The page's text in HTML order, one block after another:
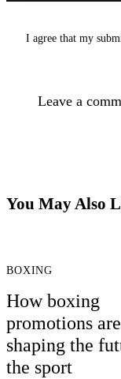
I agree that my
You May Also
BOXING
How boxing
promotions are
shaping the
the sport